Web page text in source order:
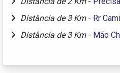
Distância de 3 Km - Rr
Distância de 3 Km - Mão